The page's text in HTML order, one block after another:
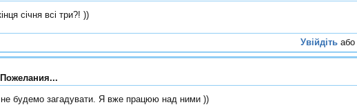
січня всі три?! ))
Увійдіть або
Пожелания...
будемо загадувати. Я вже працюю над ними ))